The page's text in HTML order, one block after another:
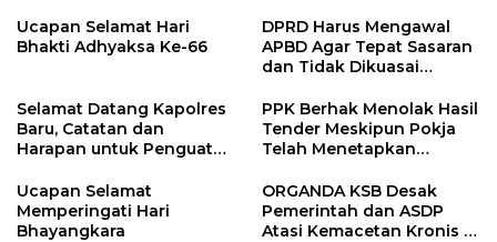
Melitus pada Lansia
hingga WNA
Ucapan Selamat Hari
Bhakti Adhyaksa Ke-66
DPRD Harus Mengawal
APBD Agar Tepat Sasaran
dan Tidak Dikuasai
Tertentu
Selamat Datang Kapolres
Baru, Catatan dan
Harapan untuk Penguatan
PPK Berhak Menolak Hasil
Tender Meskipun Pokja
Telah Menetapkan
Ucapan Selamat
Memperingati Hari
Bhayangkara
ORGANDA KSB Desak
Pemerintah dan ASDP
Atasi Kemacetan Kronis di